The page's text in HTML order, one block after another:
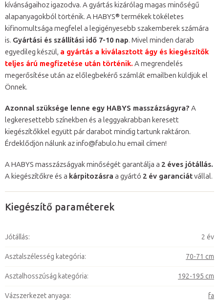
kívánságaihoz igazodva. A gyártás kizárólag magas minőségű
alapanyagokból történik. A HABYS® termékek tökéletes
kifinomultsága megfelel a legigényesebb szakemberek számára
is. Gyártási és szállítási idő 7-10 nap. Mivel minden darab
egyedileg készül, a gyártás a kiválasztott ágy és kiegészítők
teljes árú megfizetése után történik. A megrendelés
megerősítése után az előlegbekérő számlát emailben küldjük el
Önnek.
Azonnal szüksége lenne egy HABYS masszázságyra? A
legkeresettebb színekben és a leggyakrabban keresett
kiegészítőkkel együtt pár darabot mindig tartunk raktáron.
Érdeklődjön nálunk az info@fabulo.hu email címen!
A HABYS masszázságyak minőségét garantálja a 2 éves jótállás.
A kiegészítőkre és a kárpitozásra a gyártó 2 év garanciátvállal.
Kiegészítő paraméterek
Jótállás: 2 év
Asztalszélesség kategória: 70-71 cm
Asztalhosszúság kategória: 192-195 cm
Vázszerkezet anyaga: fa